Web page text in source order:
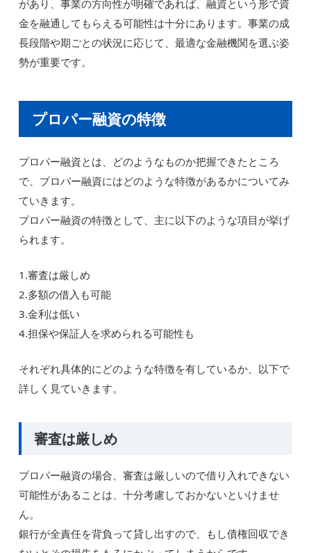
があり、事業の方向性が明確であれば、融資という形で資
金を融通してもらえる可能性は十分にあります。事業の成
長段階や期ごとの状況に応じて、最適な金融機関を選ぶ姿
勢が重要です。
プロパー融資の特徴
プロパー融資とは、どのようなものか把握できたところ
で、プロパー融資にはどのような特徴があるかについてみ
ていきます。
プロパー融資の特徴として、主に以下のような項目が挙げ
られます。
1.審査は厳しめ
2.多額の借入も可能
3.金利は低い
4.担保や保証人を求められる可能性も
それぞれ具体的にどのような特徴を有しているか、以下で
詳しく見ていきます。
審査は厳しめ
プロパー融資の場合、審査は厳しいので借り入れできない
可能性があることは、十分考慮しておかないといけませ
ん。
銀行が全責任を背負って貸し出すので、もし債権回収でき